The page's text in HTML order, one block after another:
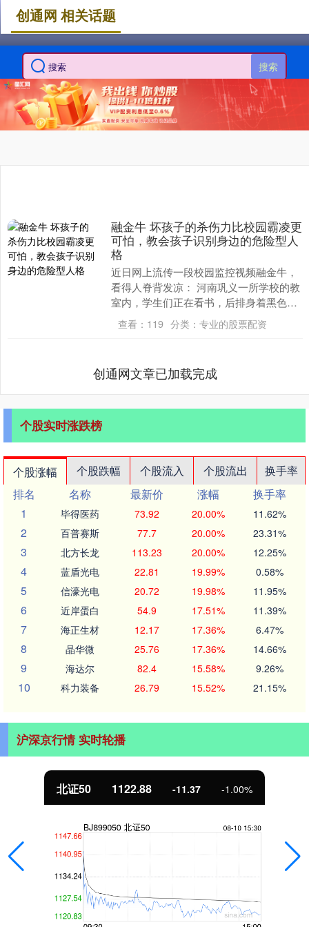
搜索
创通网 相关话题
融金牛 坏孩子的杀伤力比校园霸凌更
可怕，教会孩子识别身边的危险型人
格
近日网上流传一段校园监控视频融金牛，
看得人脊背发凉： 河南巩义一所学校的教
室内，学生们正在看书，后排身着黑色外
套的男生马某，突然抄起板凳快步冲向前
排，二话不说便....
查看： 119 分类： 专业的股票配资
创通网文章已加载完成
个股实时涨跌榜
个股涨幅 个股跌幅 个股流入 个股流出
换手率
排名
名称 最新价 涨幅
换手率
1
毕得医药 73.92 20.00% 11.62%
2 百普赛斯 77.7 20.00% 23.31%
3 北方长龙 113.23 20.00% 12.25%
4 蓝盾光电 22.81 19.99% 0.58%
5 信濠光电 20.72 19.98% 11.95%
6 近岸蛋白 54.9 17.51% 11.39%
7 海正生材 12.17 17.36% 6.47%
8 晶华微 25.76 17.36% 14.66%
9 海达尔 82.4 15.58% 9.26%
10 科力装备 26.79 15.52% 21.15%
沪深京行情 实时轮播
北证50 1122.88 -11.37 -1.00%